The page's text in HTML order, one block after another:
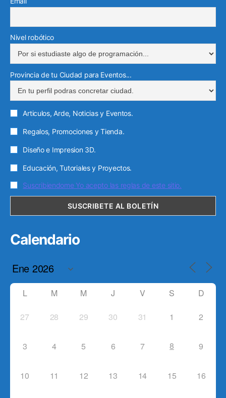
Nivel robótico
Provincia de tu Ciudad para Eventos...
Articulos, Arde, Noticias y Eventos.
Regalos, Promociones y Tienda.
Diseño e Impresion 3D.
Educación, Tutoriales y Proyectos.
Suscribiendome Yo acepto las reglas de este sitio.
Calendario
L M M J V S D
27 28 29 30 31 1 2
3 4 5 6 7 8 9
10 11 12 13 14 15 16